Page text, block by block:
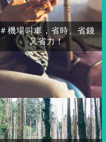
＃機場叫車，省時、省錢
又省力！